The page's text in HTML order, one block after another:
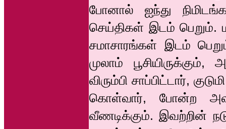
போனால் ஐந்து
செய்திகள் இடம் பெறும்.
சமாசாரங்கள் இடம்
முலாம்
விரும்பி சாப்பிட்டார்,
கொள்வார், போன்ற
வீணடிக்கும். இவற்றின்